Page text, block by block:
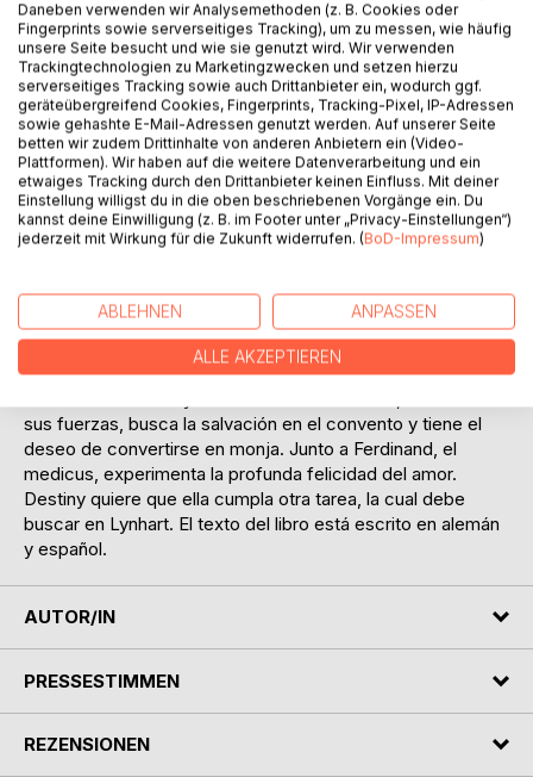
BESCHREIBUNG
La novela es una obra de la imaginación y no un extracto
de la historia real. Gran parte de la atmósfera de los
perdido. Donde no había registros creíbles, usé mi
imaginación. Nikolas, el monje, sacudido por el sufrimiento
y la terrible miseria de la gente causada por la guerra, ya no
puede servir al monasterio, trata de encontrar la felicidad
sus fuerzas, busca la salvación en el convento y tiene el
deseo de convertirse en monja. Junto a Ferdinand, el
medicus, experimenta la profunda felicidad del amor.
Destiny quiere que ella cumpla otra tarea, la cual debe
buscar en Lynhart. El texto del libro está escrito en alemán
y español.
AUTOR/IN
PRESSESTIMMEN
REZENSIONEN
Daneben verwenden wir Analysemethoden (z. B. Cookies oder
Fingerprints sowie serverseitiges Tracking), um zu messen, wie häufig
unsere Seite besucht und wie sie genutzt wird. Wir verwenden
Trackingtechnologien zu Marketingzwecken und setzen hierzu
serverseitiges Tracking sowie auch Drittanbieter ein, wodurch ggf.
geräteübergreifend Cookies, Fingerprints, Tracking-Pixel, IP-Adressen
sowie gehashte E-Mail-Adressen genutzt werden. Auf unserer Seite
betten wir zudem Drittinhalte von anderen Anbietern ein (Video-
Plattformen). Wir haben auf die weitere Datenverarbeitung und ein
etwaiges Tracking durch den Drittanbieter keinen Einfluss. Mit deiner
Einstellung willigst du in die oben beschriebenen Vorgänge ein. Du
kannst deine Einwilligung (z. B. im Footer unter „Privacy-Einstellungen“)
jederzeit mit Wirkung für die Zukunft widerrufen. (BoD-Impressum)
ABLEHNEN ANPASSEN
ALLE AKZEPTIEREN